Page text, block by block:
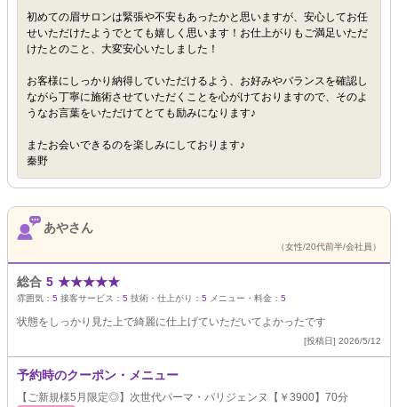
初めての眉サロンは緊張や不安もあったかと思いますが、安心してお任
せいただけたようでとても嬉しく思います！お仕上がりもご満足いただ
けたとのこと、大変安心いたしました！
お客様にしっかり納得していただけるよう、お好みやバランスを確認し
ながら丁寧に施術させていただくことを心がけておりますので、そのよ
うなお言葉をいただけてとても励みになります♪
またお会いできるのを楽しみにしております♪
秦野
あやさん
（女性/20代前半/会社員）
総合 5 ★★★★★
雰囲気： 5 接客サービス： 5 技術・仕上がり： 5 メニュー・料金： 5
状態をしっかり見た上で綺麗に仕上げていただいてよかったです
[投稿日] 2026/5/12
予約時のクーポン・メニュー
【ご新規様5月限定◎】次世代パーマ・パリジェンヌ【￥3900】70分